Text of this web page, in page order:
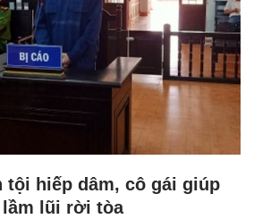
tội hiếp dâm, cô gái giúp
lũi rời tòa